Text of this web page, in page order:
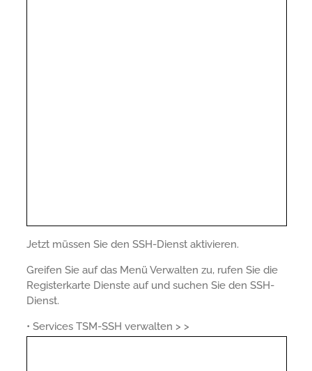
Jetzt müssen Sie den SSH-Dienst aktivieren.
Greifen Sie auf das Menü Verwalten zu, rufen Sie die
Registerkarte Dienste auf und suchen Sie den SSH-
Dienst.
• Services TSM-SSH verwalten > >